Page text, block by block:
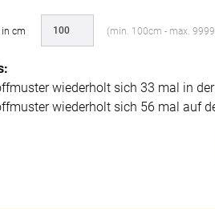
in cm (min. 100cm - max.
wiederholt sich 33 mal in
wiederholt sich 56 mal auf